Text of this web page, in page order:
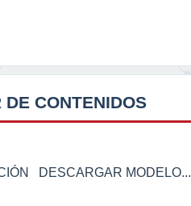
CONTENIDOS
DESCARGAR MODELO...